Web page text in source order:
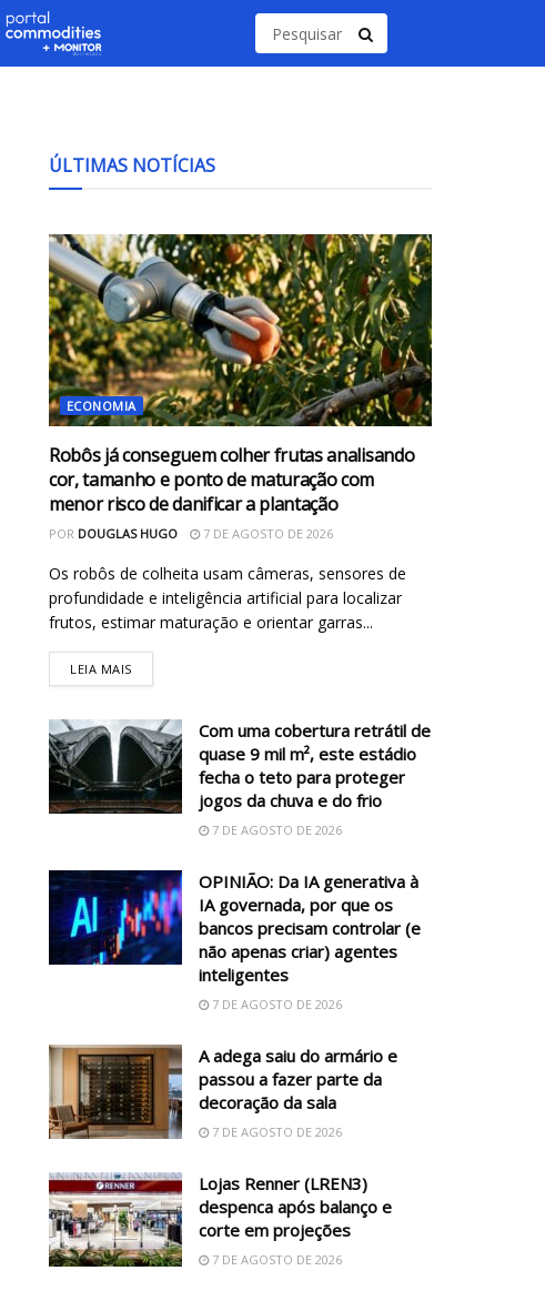
ÚLTIMAS NOTÍCIAS
ECONOMIA
Robôs já conseguem colher frutas analisando
cor, tamanho e ponto de maturação com
menor risco de danificar a plantação
POR DOUGLAS HUGO 7 DE AGOSTO DE 2026
Os robôs de colheita usam câmeras, sensores de
profundidade e inteligência artificial para localizar
frutos, estimar maturação e orientar garras...
LEIA MAIS
Com uma cobertura retrátil de
quase 9 mil m², este estádio
fecha o teto para proteger
jogos da chuva e do frio
7 DE AGOSTO DE 2026
OPINIÃO: Da IA generativa à
IA governada, por que os
bancos precisam controlar (e
não apenas criar) agentes
inteligentes
7 DE AGOSTO DE 2026
A adega saiu do armário e
passou a fazer parte da
decoração da sala
7 DE AGOSTO DE 2026
Lojas Renner (LREN3)
despenca após balanço e
corte em projeções
7 DE AGOSTO DE 2026